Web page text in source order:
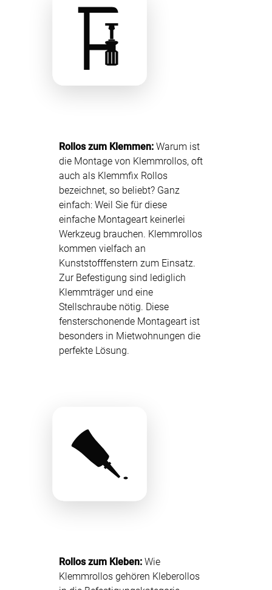
Rollos zum Klemmen:Warum ist
die Montage von Klemmrollos, oft
auch als Klemmfix Rollos
bezeichnet, so beliebt? Ganz
einfach: Weil Sie für diese
einfache Montageart keinerlei
Werkzeug brauchen. Klemmrollos
kommen vielfach an
Kunststofffenstern zum Einsatz.
Zur Befestigung sind lediglich
Klemmträger und eine
Stellschraube nötig. Diese
fensterschonende Montageart ist
besonders in Mietwohnungen die
perfekte Lösung.
Rollos zum Kleben:Wie
Klemmrollos gehören Kleberollos